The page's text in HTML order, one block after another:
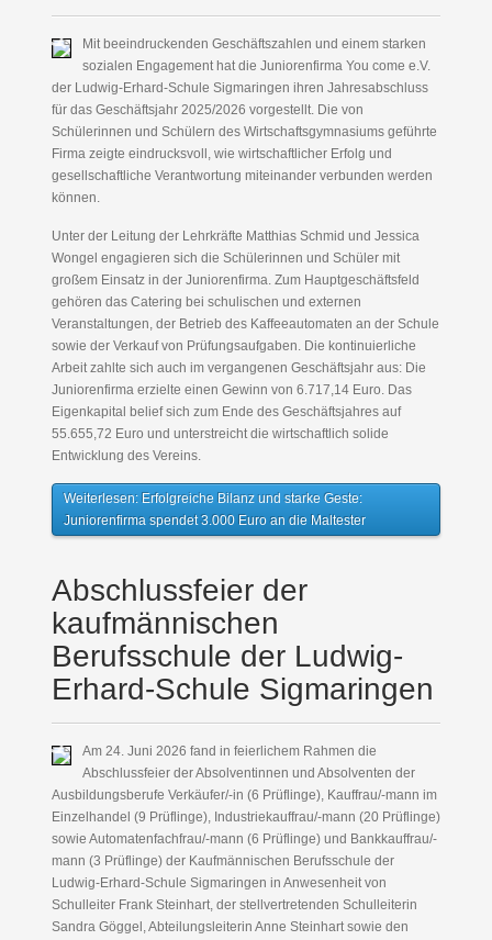
Mit beeindruckenden Geschäftszahlen und einem starken
sozialen Engagement hat die Juniorenfirma You come e.V.
der Ludwig-Erhard-Schule Sigmaringen ihren Jahresabschluss
für das Geschäftsjahr 2025/2026 vorgestellt. Die von
Schülerinnen und Schülern des Wirtschaftsgymnasiums geführte
Firma zeigte eindrucksvoll, wie wirtschaftlicher Erfolg und
gesellschaftliche Verantwortung miteinander verbunden werden
können.
Unter der Leitung der Lehrkräfte Matthias Schmid und Jessica
Wongel engagieren sich die Schülerinnen und Schüler mit
großem Einsatz in der Juniorenfirma. Zum Hauptgeschäftsfeld
gehören das Catering bei schulischen und externen
Veranstaltungen, der Betrieb des Kaffeeautomaten an der Schule
sowie der Verkauf von Prüfungsaufgaben. Die kontinuierliche
Arbeit zahlte sich auch im vergangenen Geschäftsjahr aus: Die
Juniorenfirma erzielte einen Gewinn von 6.717,14 Euro. Das
Eigenkapital belief sich zum Ende des Geschäftsjahres auf
55.655,72 Euro und unterstreicht die wirtschaftlich solide
Entwicklung des Vereins.
Weiterlesen: Erfolgreiche Bilanz und starke Geste:
Juniorenfirma spendet 3.000 Euro an die Maltester
Abschlussfeier der
kaufmännischen
Berufsschule der Ludwig-
Erhard-Schule Sigmaringen
Am 24. Juni 2026 fand in feierlichem Rahmen die
Abschlussfeier der Absolventinnen und Absolventen der
Ausbildungsberufe Verkäufer/-in (6 Prüflinge), Kauffrau/-mann im
Einzelhandel (9 Prüflinge), Industriekauffrau/-mann (20 Prüflinge)
sowie Automatenfachfrau/-mann (6 Prüflinge) und Bankkauffrau/-
mann (3 Prüflinge) der Kaufmännischen Berufsschule der
Ludwig-Erhard-Schule Sigmaringen in Anwesenheit von
Schulleiter Frank Steinhart, der stellvertretenden Schulleiterin
Sandra Göggel, Abteilungsleiterin Anne Steinhart sowie den